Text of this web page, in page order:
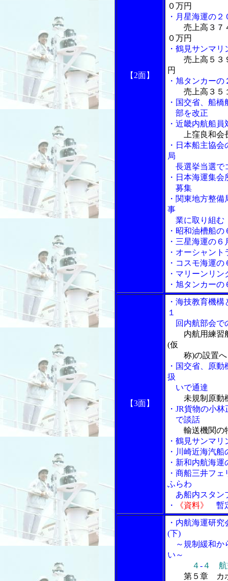
【2面】
０万円
・月星海運の
売上高３７
０万円
・鶴見サンマ
売上高５３
円
・旭タンカー
売上高３５
・国交省、船
部を改正
・近畿内航船
上窪良和
・日本船主協
局
長選挙当選で
・日本海運集
募集
・関東地方整
事
業に取り組む
・昭和油槽船
・三星海運の
・オーシャン
・コスモ海運
・マリーンリ
・旭タンカー
【3面】
・海技教育機
１
回内航部会で
内航用練習
(仮
称)の設置へ
・国交省、原
扱
いで通達
未規制原動
・JR貨物の小
で談話
輸送機関の
・鶴見サンマ
・川崎近海汽
・新和内航海
・商船三井フ
ふらわ
あ船内スタン
・
《資料》 暫
・内航海運研
(下)
～規制緩和か
い～
４‐４
第５章 カ